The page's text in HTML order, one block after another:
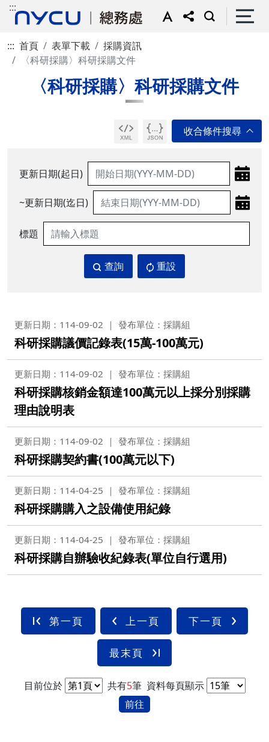
:::
::: 首頁 表單下載
採購資訊
〈科研採購〉科研採購文件
〈科研採購〉科研採購文件
更新日期(起日)
~更新日期(迄日)
標題
查詢 重設
更新日期：114-09-02 發布單位：採購組
科研採購議價記錄表(15萬-100萬元)
更新日期：114-09-02 發布單位：採購組
科研採購核銷金額達100萬元以上採分別採購
理由說明表
更新日期：114-09-02 發布單位：採購組
科研採購契約書(100萬元以下)
更新日期：114-04-25 發布單位：採購組
科研採購購入之設備使用紀錄
更新日期：114-04-25 發布單位：採購組
科研採購自辦驗收紀錄表(單位自行選用)
第一頁 上一頁 下一頁
最末頁
目前位於 共有5筆 資料每頁顯示
前往